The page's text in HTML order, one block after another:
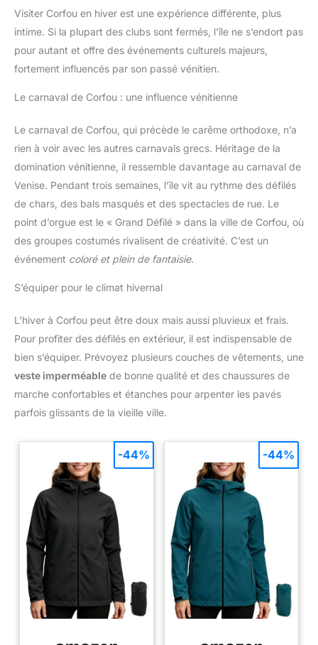
Visiter Corfou en hiver est une expérience différente, plus
intime. Si la plupart des clubs sont fermés, l’île ne s’endort pas
pour autant et offre des événements culturels majeurs,
fortement influencés par son passé vénitien.
Le carnaval de Corfou : une influence vénitienne
Le carnaval de Corfou, qui précède le carême orthodoxe, n’a
rien à voir avec les autres carnavals grecs. Héritage de la
domination vénitienne, il ressemble davantage au carnaval de
Venise. Pendant trois semaines, l’île vit au rythme des défilés
de chars, des bals masqués et des spectacles de rue. Le
point d’orgue est le « Grand Défilé » dans la ville de Corfou, où
des groupes costumés rivalisent de créativité. C’est un
événement coloré et plein de fantaisie.
S’équiper pour le climat hivernal
L’hiver à Corfou peut être doux mais aussi pluvieux et frais.
Pour profiter des défilés en extérieur, il est indispensable de
bien s’équiper. Prévoyez plusieurs couches de vêtements, une
veste imperméable de bonne qualité et des chaussures de
marche confortables et étanches pour arpenter les pavés
parfois glissants de la vieille ville.
-44% -44%